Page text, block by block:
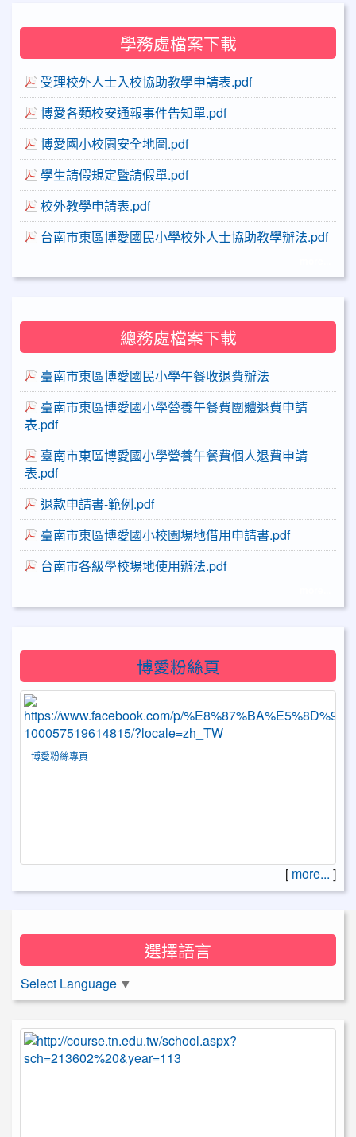
學務處檔案下載
受理校外人士入校協助教學申請表.pdf
博愛各類校安通報事件告知單.pdf
博愛國小校園安全地圖.pdf
學生請假規定暨請假單.pdf
校外教學申請表.pdf
台南市東區博愛國民小學校外人士協助教學辦法.pdf
總務處檔案下載
臺南市東區博愛國民小學午餐收退費辦法
臺南市東區博愛國小學營養午餐費團體退費申請
表.pdf
臺南市東區博愛國小學營養午餐費個人退費申請
表.pdf
退款申請書-範例.pdf
臺南市東區博愛國小校園場地借用申請書.pdf
台南市各級學校場地使用辦法.pdf
博愛粉絲頁
博愛粉絲專頁
[ more... ]
選擇語言
Select Language ▼